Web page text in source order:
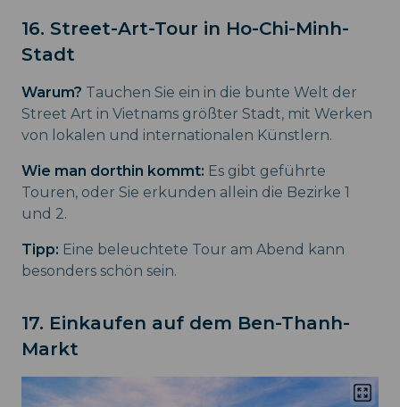
16. Street-Art-Tour in Ho-Chi-Minh-
Stadt
Warum? Tauchen Sie ein in die bunte Welt der
Street Art in Vietnams größter Stadt, mit Werken
von lokalen und internationalen Künstlern.
Wie man dorthin kommt: Es gibt geführte
Touren, oder Sie erkunden allein die Bezirke 1
und 2.
Tipp: Eine beleuchtete Tour am Abend kann
besonders schön sein.
17. Einkaufen auf dem Ben-Thanh-
Markt